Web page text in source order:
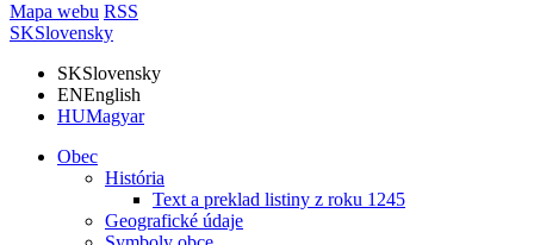
Mapa webu RSS
SKSlovensky
SKSlovensky
ENEnglish
HUMagyar
Obec
História
Text a preklad listiny z roku 1245
Geografické údaje